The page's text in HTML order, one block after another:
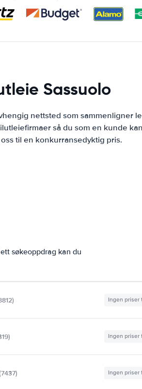
Sassuolo
nettsted som sammenligner
så du som en kunde
til en konkurransedyktig pris.
søkeoppdrag kan du
Ingen priser
Ingen priser
Ingen priser